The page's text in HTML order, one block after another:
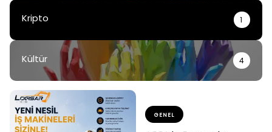
Kripto 1
Kültür 4
GENEL